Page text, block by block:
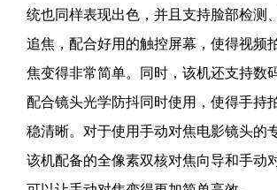
统也同样表现出色，并且支持脸部检测
追焦，配合好用的触控屏幕，使得视频
焦变得非常简单。同时，该机还支持数
配合镜头光学防抖同时使用，使得手持
稳清晰。对于使用手动对焦电影镜头的
该机配备的全像素双核对焦向导和手动